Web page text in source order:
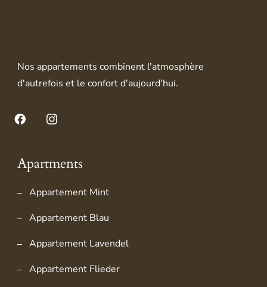
Nos appartements combinent l'atmosphère
d'autrefois et le confort d'aujourd'hui.
Facebook
Instagram
Apartments
Appartement Mint
Appartement Blau
Appartement Lavendel
Appartement Flieder